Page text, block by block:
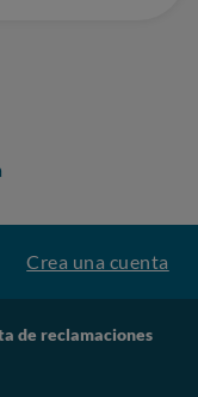
Crea una cuenta
de reclamaciones